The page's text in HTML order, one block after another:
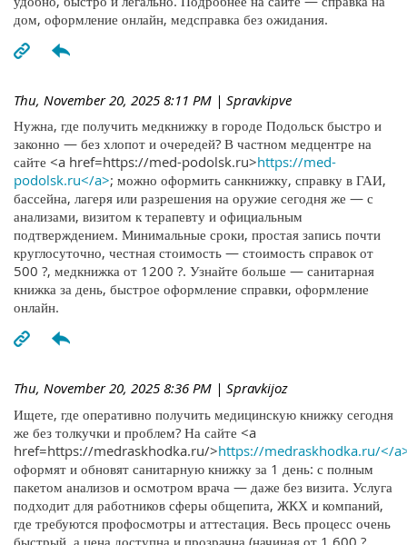
дом, оформление онлайн, медсправка без ожидания.
Thu, November 20, 2025 8:11 PM | Spravkipve
Нужна, где получить медкнижку в городе Подольск быстро и
законно — без хлопот и очередей? В частном медцентре на
сайте <a href=https://med-podolsk.ru>https://med-
podolsk.ru</a>; можно оформить санкнижку, справку в ГАИ,
бассейна, лагеря или разрешения на оружие сегодня же — с
анализами, визитом к терапевту и официальным
подтверждением. Минимальные сроки, простая запись почти
круглосуточно, честная стоимость — стоимость справок от
500 ?, медкнижка от 1200 ?. Узнайте больше — санитарная
книжка за день, быстрое оформление справки, оформление
онлайн.
Thu, November 20, 2025 8:36 PM | Spravkijoz
Ищете, где оперативно получить медицинскую книжку сегодня
же без толкучки и проблем? На сайте <a
href=https://medraskhodka.ru/>https://medraskhodka.ru/</
оформят и обновят санитарную книжку за 1 день: с полным
пакетом анализов и осмотром врача — даже без визита. Услуга
подходит для работников сферы общепита, ЖКХ и компаний,
где требуются профосмотры и аттестация. Весь процесс очень
быстрый, а цена доступна и прозрачна (начиная от 1 600 ?,